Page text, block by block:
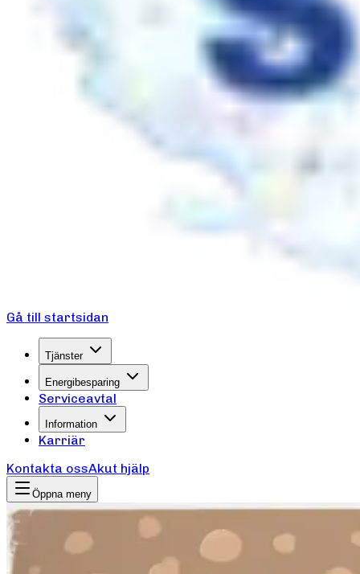
Gå till startsidan
Tjänster
Energibesparing
Serviceavtal
Information
Karriär
Kontakta ossAkut hjälp
Öppna meny